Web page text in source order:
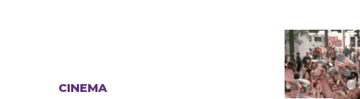
CINEMA